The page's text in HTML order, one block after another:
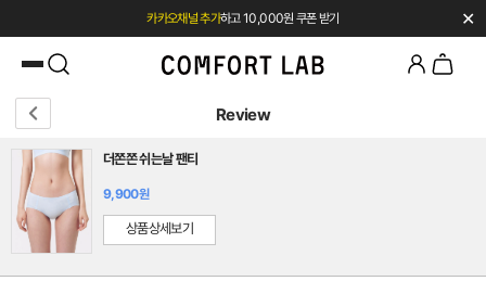
카카오채널 추가하고 10,000원 쿠폰 받기
첫 구매 시 베스트셀러 50% 즉시 할인
✕
Review
더쫀쫀 쉬는날 팬티
9,900원
상품상세보기